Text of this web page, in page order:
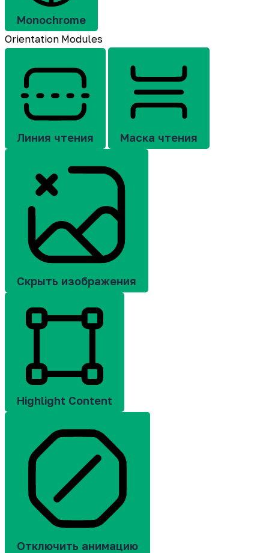
Monochrome
Orientation Modules
Линия чтения Маска чтения
Скрыть изображения
Highlight Content
Отключить анимацию